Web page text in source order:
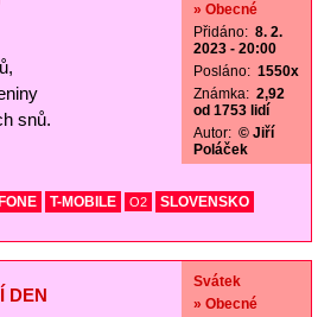
snů.
» Obecné
Přidáno: 8. 2.
2023 - 20:00
Posláno: 1550x
Známka: 2,92
od 1753 lidí
Autor: © Jiří
Poláček
T-MOBILE O2
SLOVENSKO
DEN
Svátek
» Obecné